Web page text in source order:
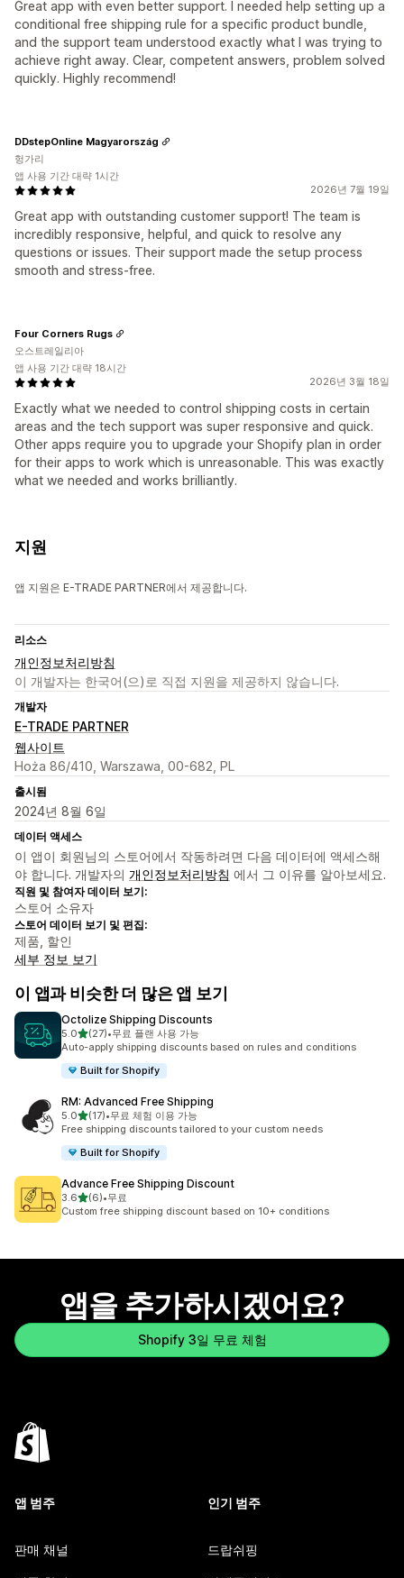
Great app with even better support. I needed help setting up a
conditional free shipping rule for a specific product bundle,
and the support team understood exactly what I was trying to
achieve right away. Clear, competent answers, problem solved
quickly. Highly recommend!
2026년 7월 19일
Great app with outstanding customer support! The team is
incredibly responsive, helpful, and quick to resolve any
questions or issues. Their support made the setup process
smooth and stress-free.
DDstepOnline Magyarország
헝가리
앱 사용 기간 대략 1시간
2026년 3월 18일
Exactly what we needed to control shipping costs in certain
areas and the tech support was super responsive and quick.
Other apps require you to upgrade your Shopify plan in order
for their apps to work which is unreasonable. This was exactly
what we needed and works brilliantly.
Four Corners Rugs
오스트레일리아
앱 사용 기간 대략 18시간
지원
앱 지원은 E-TRADE PARTNER에서 제공합니다.
리소스
개인정보처리방침
이 개발자는 한국어(으)로 직접 지원을 제공하지 않습니다.
개발자
E-TRADE PARTNER
웹사이트
Hoża 86/410, Warszawa, 00-682, PL
출시됨
2024년 8월 6일
데이터 액세스
이 앱이 회원님의 스토어에서 작동하려면 다음 데이터에 액세스해
야 합니다. 개발자의 개인정보처리방침 에서 그 이유를 알아보세요.
직원 및 참여자 데이터 보기:
스토어 소유자
스토어 데이터 보기 및 편집:
제품, 할인
세부 정보 보기
이 앱과 비슷한 더 많은 앱 보기
Octolize Shipping Discounts
5.0별 5개 중
(27)
총 리뷰 27개
•무료 플랜 사용 가능
Auto-apply shipping discounts based on rules and conditions
Built for Shopify
RM: Advanced Free Shipping
5.0별 5개 중
(17)
총 리뷰 17개
•무료 체험 이용 가능
Free shipping discounts tailored to your custom needs
Built for Shopify
Advance Free Shipping Discount
3.6별 5개 중
(6)
총 리뷰 6개
•무료
Custom free shipping discount based on 10+ conditions
앱을 추가하시겠어요?
Shopify 3일 무료 체험
앱 범주
판매 채널
인기 범주
드랍쉬핑